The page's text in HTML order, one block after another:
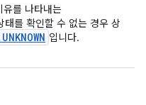
유를 나타내는
를 확인할 수 없는 경우 상
UNKNOWN 입니다.